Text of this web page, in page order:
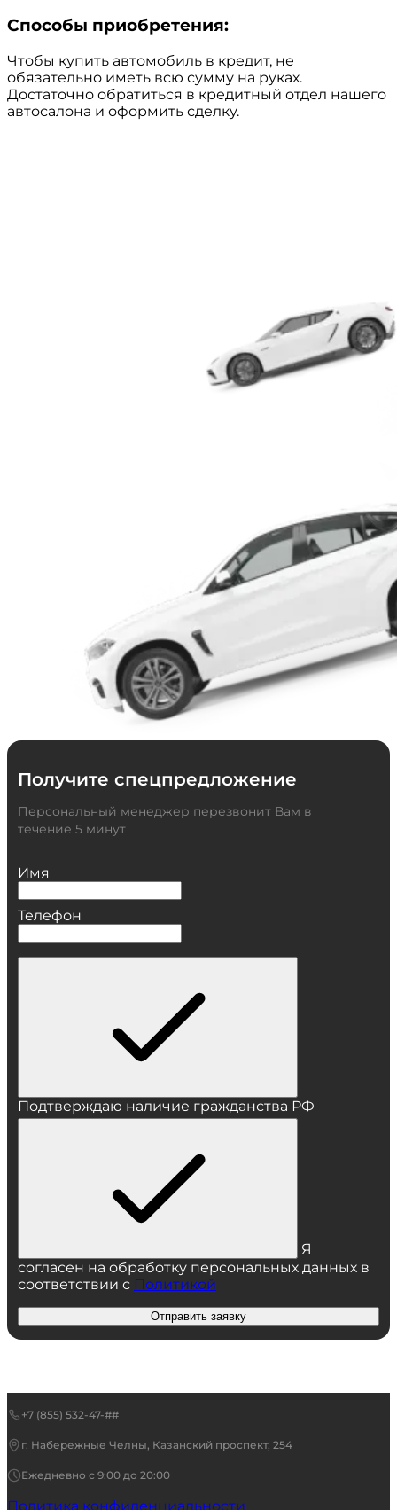
Способы приобретения:
Чтобы купить автомобиль в кредит, не
обязательно иметь всю сумму на руках.
Достаточно обратиться в кредитный отдел нашего
автосалона и оформить сделку.
Получите спецпредложение
Персональный менеджер перезвонит Вам в
течение 5 минут
Имя
Телефон
Подтверждаю наличие гражданства РФ
Я
согласен на обработку персональных данных в
соответствии с Политикой
Отправить заявку
+7 (855) 532-47-##
г. Набережные Челны, Казанский проспект, 254
Ежедневно с 9:00 до 20:00
Политика конфиденциальности